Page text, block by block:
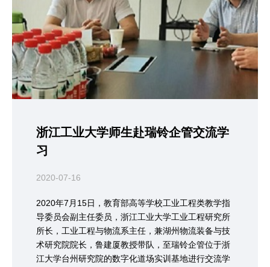
浙江工业大学师生赴瑞铃企管交流学
习
2020-07-16
2020年7月15日，教育部高等学校工业工程类教学指
导委员会副主任委员，浙江工业大学工业工程研究所
所长，工业工程与物流系主任，兼湖州物流装备与技
术研究院院长，鲁建厦教授带队，至瑞铃企管位于浙
江大学台州研究院的数字化道场实训基地进行交流学